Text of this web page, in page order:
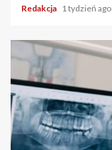
Redakcja 1 tydzień ago